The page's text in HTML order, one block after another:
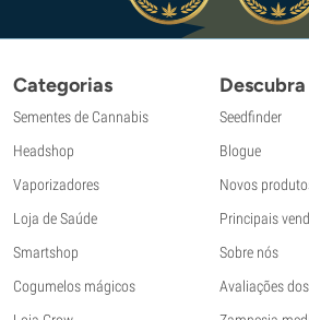
Categorias
Sementes de Cannabis
Headshop
Vaporizadores
Loja de Saúde
Smartshop
Cogumelos mágicos
Descubra
Seedfinder
Blogue
Novos
Principais
Sobre nós
Avaliações